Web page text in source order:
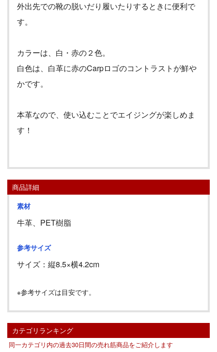
外出先での靴の脱いだり履いたりするときに便利で
す。
カラーは、白・赤の２色。
白色は、白革に赤のCarpロゴのコントラストが鮮や
かです。
本革なので、使い込むことでエイジングが楽しめま
す！
商品詳細
素材
牛革、PET樹脂
参考サイズ
サイズ：縦8.5×横4.2cm
※参考サイズは目安です。
カテゴリランキング
同一カテゴリ内の過去30日間の売れ筋商品をご紹介します